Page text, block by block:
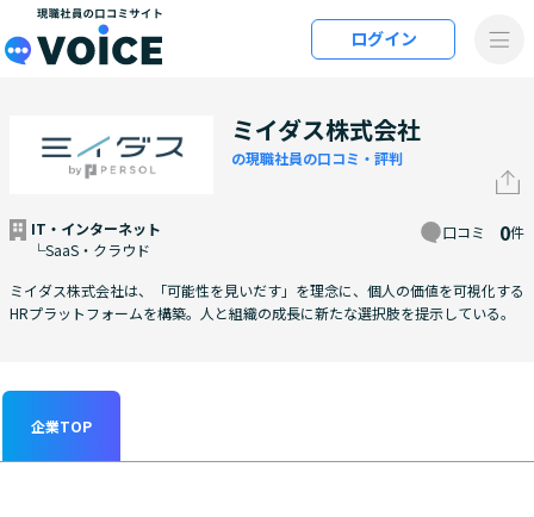
メインコンテンツにスキップ
ログイン
ミイダス株式会社
の現職社員の口コミ・評判
IT・インターネット
└SaaS・クラウド
口コミ 0件
ミイダス株式会社は、「可能性を見いだす」を理念に、個人の価値を可視化する
HRプラットフォームを構築。人と組織の成長に新たな選択肢を提示している。
企業TOP